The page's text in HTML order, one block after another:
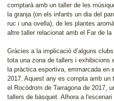
comptarà amb un taller de les
la granja (on els infants un dia del
ruc i una ovella), de les plantes
altre taller relacionat amb el Far de la
Gràcies a la implicació d’alguns
tota una zona de tallers i exhibicions
la pràctica esportiva, emmarcada en
2017. Aquest any es compta amb un
el Rocòdrom de Tarragona de 2017,
tallers de bàsquet. Alhora a